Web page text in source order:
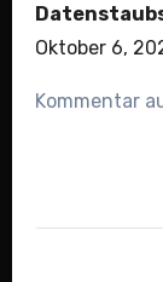
Oktober 6,
Kommentar